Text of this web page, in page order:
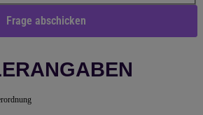
Frage abschicken